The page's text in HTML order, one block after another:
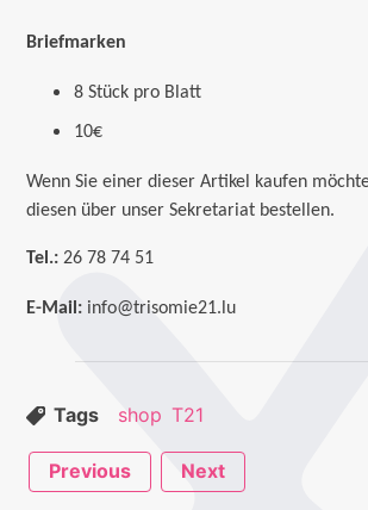
Briefmarken
8 Stück pro Blatt
10€
Wenn Sie einer dieser Artikel kaufen
diesen über unser Sekretariat bestellen.
Tel.: 26 78 74 51
E-Mail: info@trisomie21.lu
Tags shop T21
Previous Next